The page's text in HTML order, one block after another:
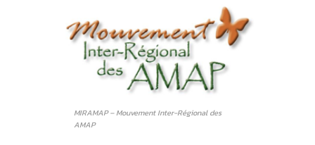
MIRAMAP – Mouvement Inter-Régional des
AMAP